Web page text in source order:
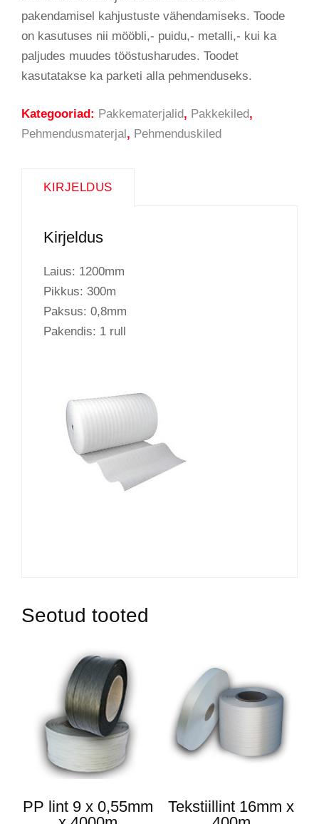
pakendamisel kahjustuste vähendamiseks. Toode
on kasutuses nii mööbli,- puidu,- metalli,- kui ka
paljudes muudes tööstusharudes. Toodet
kasutatakse ka parketi alla pehmenduseks.
Kategooriad: Pakkematerjalid, Pakkekiled,
Pehmendusmaterjal, Pehmenduskiled
KIRJELDUS
Kirjeldus
Laius: 1200mm
Pikkus: 300m
Paksus: 0,8mm
Pakendis: 1 rull
Seotud tooted
PP lint 9 x 0,55mm
Tekstiillint 16mm x